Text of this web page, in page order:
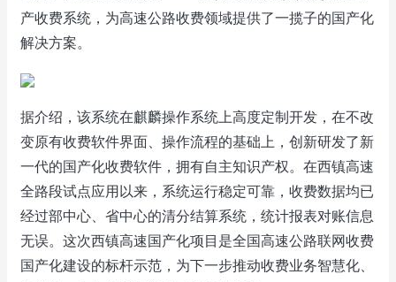
产收费系统，为高速公路收费领域提供了一揽子的国产化
解决方案。
据介绍，该系统在麒麟操作系统上高度定制开发，在不改
变原有收费软件界面、操作流程的基础上，创新研发了新
一代的国产化收费软件，拥有自主知识产权。在西镇高速
全路段试点应用以来，系统运行稳定可靠，收费数据均已
经过部中心、省中心的清分结算系统，统计报表对账信息
无误。这次西镇高速国产化项目是全国高速公路联网收费
国产化建设的标杆示范，为下一步推动收费业务智慧化、